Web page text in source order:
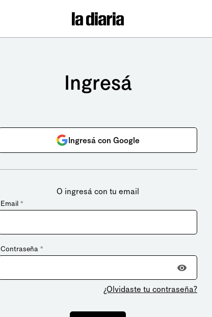
Ingresá
Ingresá con Google
O ingresá con tu email
Email *
Contraseña *
¿Olvidaste tu contraseña?